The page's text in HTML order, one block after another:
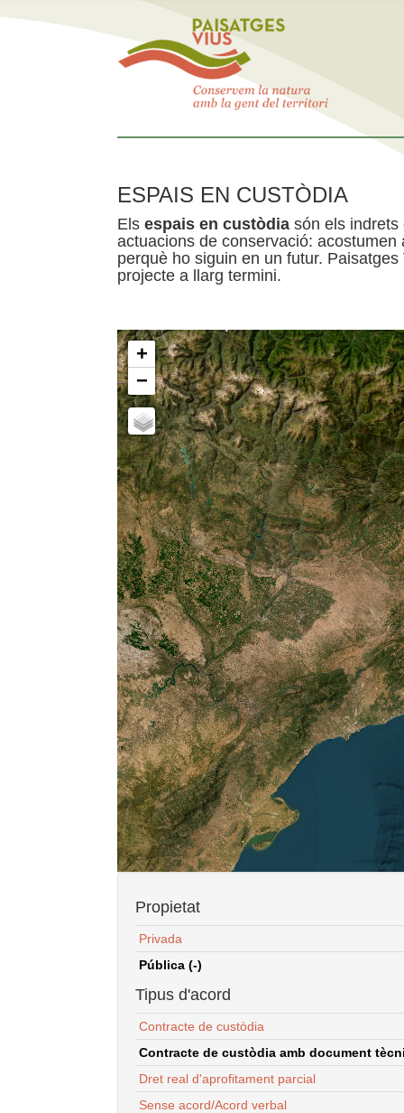
ESPAIS EN CUSTÒDIA
Els espais en custòdia són els indrets
actuacions de conservació:
perquè ho siguin en un futur.
projecte a llarg termini.
+
−
Propietat
Privada
Pública (-)
Tipus d'acord
Contracte de custòdia
Contracte de custòdia amb document
Dret real d'aprofitament parcial
Sense acord/Acord verbal